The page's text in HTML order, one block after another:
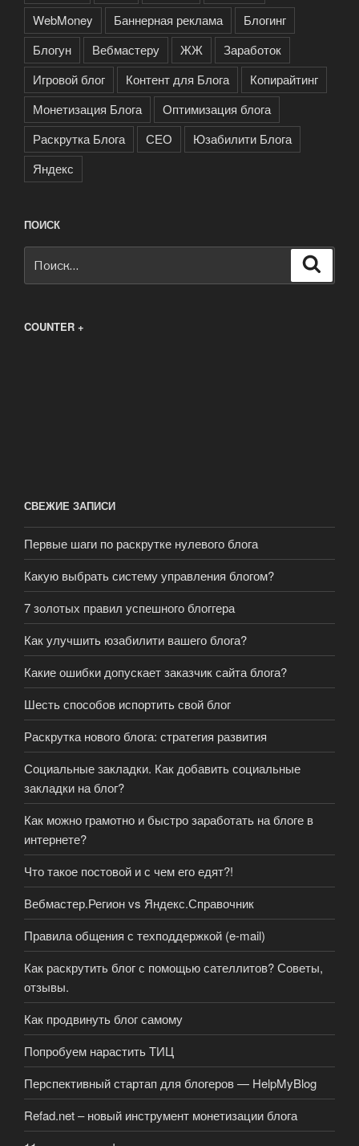
WebMoney
Баннерная реклама
Блогинг
Блогун
Вебмастеру ЖЖ
Заработок
Игровой блог
Контент для Блога
Копирайтинг
Монетизация Блога
Оптимизация блога
Раскрутка Блога
СЕО
Юзабилити Блога
Яндекс
ПОИСК
COUNTER +
СВЕЖИЕ ЗАПИСИ
Первые шаги по раскрутке нулевого блога
Какую выбрать систему управления блогом?
7 золотых правил успешного блоггера
Как улучшить юзабилити вашего блога?
Какие ошибки допускает заказчик сайта блога?
Шесть способов испортить свой блог
Раскрутка нового блога: стратегия развития
Социальные закладки. Как добавить социальные
закладки на блог?
Как можно грамотно и быстро заработать на блоге в
интернете?
Что такое постовой и с чем его едят?!
Вебмастер.Регион vs Яндекс.Справочник
Правила общения с техподдержкой (e-mail)
Как раскрутить блог с помощью сателлитов? Советы,
отзывы.
Как продвинуть блог самому
Попробуем нарастить ТИЦ
Перспективный стартап для блогеров — HelpMyBlog
Refad.net – новый инструмент монетизации блога